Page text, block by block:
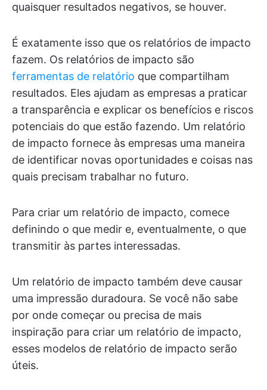
quaisquer resultados negativos, se houver.
É exatamente isso que os relatórios de impacto
fazem. Os relatórios de impacto são
ferramentas de relatório que compartilham
resultados. Eles ajudam as empresas a praticar
a transparência e explicar os benefícios e riscos
potenciais do que estão fazendo. Um relatório
de impacto fornece às empresas uma maneira
de identificar novas oportunidades e coisas nas
quais precisam trabalhar no futuro.
Para criar um relatório de impacto, comece
definindo o que medir e, eventualmente, o que
transmitir às partes interessadas.
Um relatório de impacto também deve causar
uma impressão duradoura. Se você não sabe
por onde começar ou precisa de mais
inspiração para criar um relatório de impacto,
esses modelos de relatório de impacto serão
úteis.